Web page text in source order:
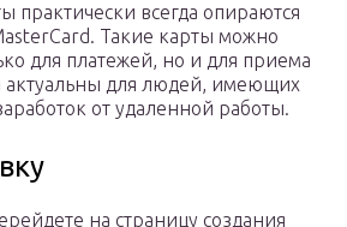
практически всегда опираются
Такие карты можно
для платежей, но и для приема
актуальны для людей, имеющих
от удаленной работы.
на страницу создания